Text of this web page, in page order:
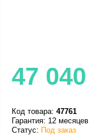
47 040
Код товара: 47761
Гарантия: 12 месяцев
Статус: Под заказ